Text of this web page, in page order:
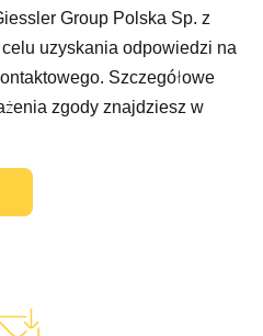
Group Polska Sp. z
uzyskania odpowiedzi na
Szczegółowe
zgody znajdziesz w